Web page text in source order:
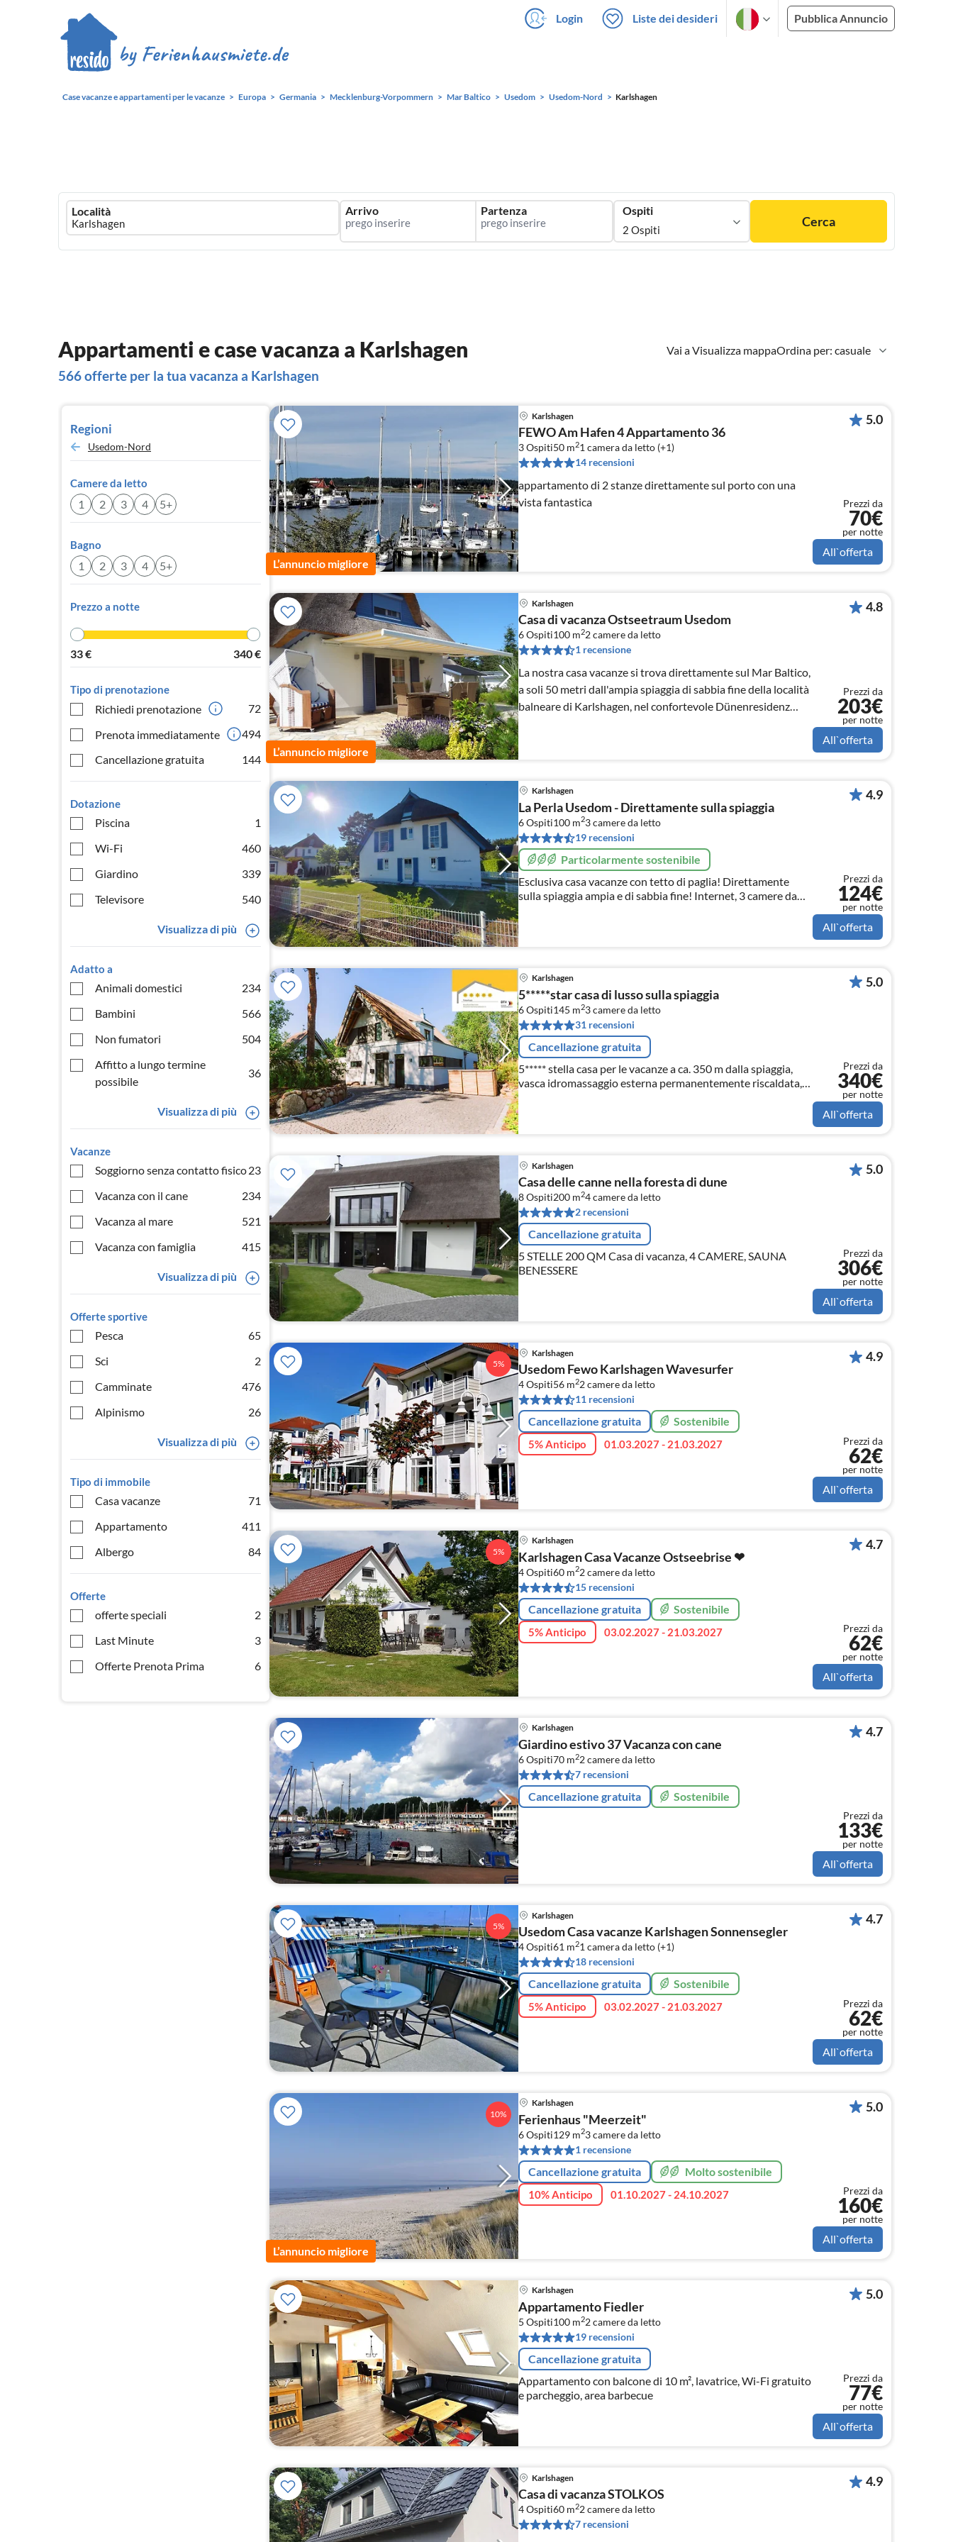
Login Liste dei desideri Pubblica Annuncio
Case vacanze e appartamenti per le vacanze Europa Germania Mecklenburg-Vorpommern Mar Baltico Usedom Usedom-Nord Karlshagen
Ferienhausmiete
logo
Località Arrivo Partenza Ospiti
2 Ospiti
Cerca
Vai a Visualizza mappaOrdina per: casuale
Appartamenti e case vacanza a Karlshagen
566 offerte per la tua vacanza a Karlshagen
Regioni
Usedom-Nord
Camere da letto
1 2 3 4 5+
Bagno
1 2 3 4 5+
Prezzo a notte
33€ 340€
Tipo di prenotazione
Richiedi prenotazione
72
Prenota immediatamente
494
Cancellazione gratuita
144
Dotazione
Piscina
1
Wi-Fi
460
Giardino
339
Televisore
540
Visualizza di più
Adatto a
Animali domestici
234
Bambini
566
Non fumatori
504
Affitto a lungo termine
possibile
36
Visualizza di più
Vacanze
Soggiorno senza contatto fisico23
Vacanza con il cane
234
Vacanza al mare
521
Vacanza con famiglia
415
Visualizza di più
Offerte sportive
Pesca
65
Sci
2
Camminate
476
Alpinismo
26
Visualizza di più
Tipo di immobile
Casa vacanze
71
Appartamento
411
Albergo
84
Offerte
offerte speciali
2
Last Minute
3
Offerte Prenota Prima
6
L’annuncio migliore
Karlshagen
FEWO Am Hafen 4 Appartamento 36
3 Ospiti50 m21 camera da letto (+1)
14 recensioni
appartamento di 2 stanze direttamente sul porto con una
vista fantastica
5.0
Prezzi da
70€
per notte
All`offerta
L’annuncio migliore
Karlshagen
Casa di vacanza Ostseetraum Usedom
6 Ospiti100 m22camere da letto
1 recensione
La nostra casa vacanze si trova direttamente sul Mar Baltico,
a soli 50 metri dall'ampia spiaggia di sabbia fine della località
balneare di Karlshagen, nel confortevole Dünenresidenz
Usedom, di recente costruzione
4.8
Prezzi da
203€
per notte
All`offerta
Karlshagen
La Perla Usedom - Direttamente sulla spiaggia
6 Ospiti100 m23camere da letto
19 recensioni
Particolarmente sostenibile
Esclusiva casa vacanze con tetto di paglia! Direttamente
sulla spiaggia ampia e di sabbia fine! Internet, 3 camere da
letto, camino, biciclette, sauna, cucina completa ...
4.9
Prezzi da
124€
per notte
All`offerta
Karlshagen
5*****star casa di lusso sulla spiaggia
6 Ospiti145 m23camere da letto
31 recensioni
Cancellazione gratuita
5***** stella casa per le vacanze a ca. 350 m dalla spiaggia,
vasca idromassaggio esterna permanentemente riscaldata,
camino, sauna, 3 camere da letto, 2 bagni, terreno di 850 mq,
4 x TV, DVD, WLAN DSL, sistema Bose
5.0
Prezzi da
340€
per notte
All`offerta
Karlshagen
Casa delle canne nella foresta di dune
8 Ospiti200 m24camere da letto
2 recensioni
Cancellazione gratuita
5 STELLE 200 QM Casa di vacanza, 4 CAMERE, SAUNA
BENESSERE
5.0
Prezzi da
306€
per notte
All`offerta
5%
Karlshagen
Usedom Fewo Karlshagen Wavesurfer
4 Ospiti56 m22camere da letto
11 recensioni
Cancellazione gratuita Sostenibile
5% Anticipo 01.03.2027 - 21.03.2027
4.9
Prezzi da
62€
per notte
All`offerta
5%
Karlshagen
Karlshagen Casa Vacanze Ostseebrise ❤
4 Ospiti60 m22camere da letto
15 recensioni
Cancellazione gratuita Sostenibile
5% Anticipo 03.02.2027 - 21.03.2027
4.7
Prezzi da
62€
per notte
All`offerta
Karlshagen
Giardino estivo 37 Vacanza con cane
6 Ospiti70 m22camere da letto
7 recensioni
Cancellazione gratuita Sostenibile
4.7
Prezzi da
133€
per notte
All`offerta
5%
Karlshagen
Usedom Casa vacanze Karlshagen Sonnensegler
4 Ospiti61 m21 camera da letto (+1)
18 recensioni
Cancellazione gratuita Sostenibile
5% Anticipo 03.02.2027 - 21.03.2027
4.7
Prezzi da
62€
per notte
All`offerta
L’annuncio migliore
10%
Karlshagen
Ferienhaus "Meerzeit"
6 Ospiti129 m23camere da letto
1 recensione
Cancellazione gratuita Molto sostenibile
10% Anticipo 01.10.2027 - 24.10.2027
5.0
Prezzi da
160€
per notte
All`offerta
Karlshagen
Appartamento Fiedler
5 Ospiti100 m22camere da letto
19 recensioni
Cancellazione gratuita
Appartamento con balcone di 10 m², lavatrice, Wi-Fi gratuito
e parcheggio, area barbecue
5.0
Prezzi da
77€
per notte
All`offerta
Karlshagen
Casa di vacanza STOLKOS
4 Ospiti60 m22camere da letto
7 recensioni
4.9